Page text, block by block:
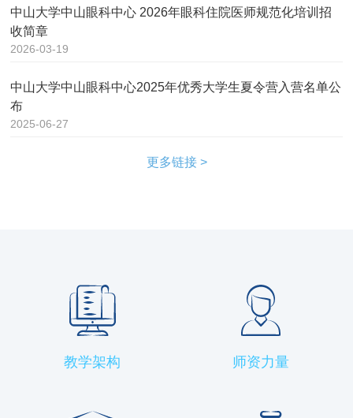
中山大学中山眼科中心 2026年眼科住院医师规范化培训招
收简章
2026-03-19
中山大学中山眼科中心2025年优秀大学生夏令营入营名单公
布
2025-06-27
更多链接 >
教学架构 师资力量